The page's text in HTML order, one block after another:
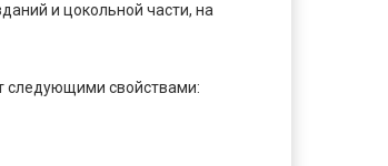
и цокольной части, на
следующими свойствами: